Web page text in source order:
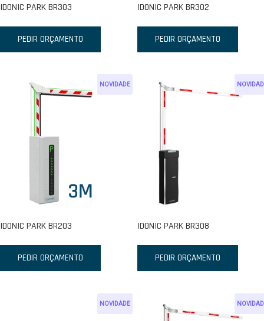
IDONIC PARK BR303
PEDIR ORÇAMENTO
IDONIC PARK BR302
PEDIR ORÇAMENTO
NOVIDADE
IDONIC PARK BR203
PEDIR ORÇAMENTO
IDONIC PARK BR308
PEDIR ORÇAMENTO
NOVIDADE